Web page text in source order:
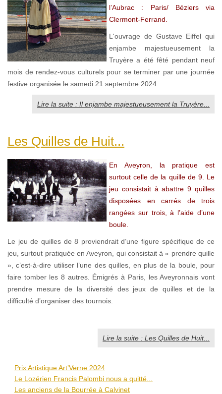
l’Aubrac : Paris/ Béziers via
Clermont-Ferrand.
L'ouvrage de Gustave Eiffel qui
enjambe majestueusement la
Truyère a été fêté pendant neuf
mois de rendez-vous culturels pour se terminer par une journée
festive organisée le samedi 21 septembre 2024.
Lire la suite : Il enjambe majestueusement la Truyère...
Les Quilles de Huit...
En Aveyron, la pratique est
surtout celle de la quille de 9. Le
jeu consistait à abattre 9 quilles
disposées en carrés de trois
rangées sur trois, à l’aide d’une
boule.
Le jeu de quilles de 8 proviendrait d’une figure spécifique de ce
jeu, surtout pratiquée en Aveyron, qui consistait à « prendre quille
», c’est-à-dire utiliser l’une des quilles, en plus de la boule, pour
faire tomber les 8 autres. Émigrés à Paris, les Aveyronnais vont
prendre mesure de la diversité des jeux de quilles et de la
difficulté d’organiser des tournois.
Lire la suite : Les Quilles de Huit...
Prix Artistique Art’Verne 2024
Le Lozérien Francis Palombi nous a quitté...
Les anciens de la Bourrée à Calvinet